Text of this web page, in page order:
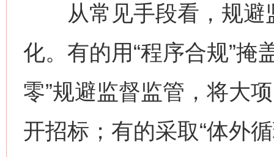
从常见手段看，规避
化。有的用“程序合规”掩
零”规避监督监管，将大
开招标；有的采取“体外